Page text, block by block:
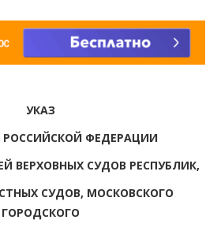
УКАЗ
РОССИЙСКОЙ ФЕДЕРАЦИИ
ВЕРХОВНЫХ СУДОВ РЕСПУБЛИК,
СУДОВ, МОСКОВСКОГО
ГОРОДСКОГО